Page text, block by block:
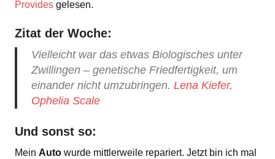
Provides gelesen.
Zitat der Woche:
Vielleicht war das etwas Biologisches unter
Zwillingen – genetische Friedfertigkeit, um
einander nicht umzubringen. Lena Kiefer,
Ophelia Scale
Und sonst so:
Mein Auto wurde mittlerweile repariert. Jetzt bin ich mal